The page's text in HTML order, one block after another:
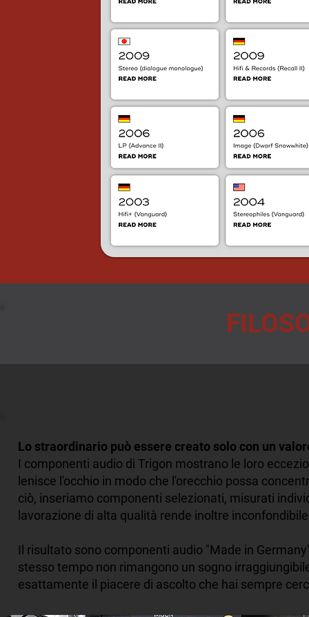
Lo straordinario può essere creato solo con un
I componenti audio di Trigon mostrano le loro
lenisce l'occhio in modo che l'orecchio possa
ciò, inseriamo componenti selezionati, misurati
lavorazione di alta qualità rende inoltre
Il risultato sono componenti audio "Made in
stesso tempo non rimangono un sogno
esattamente il piacere di ascolto che hai sempre